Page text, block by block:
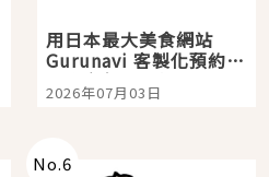
用日本最大美食網站
Gurunavi 客製化預約九
大都市餐廳，打造專屬
美食體驗！
2026年07月03日
No.6